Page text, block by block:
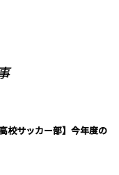
校サッカー部】今年度の